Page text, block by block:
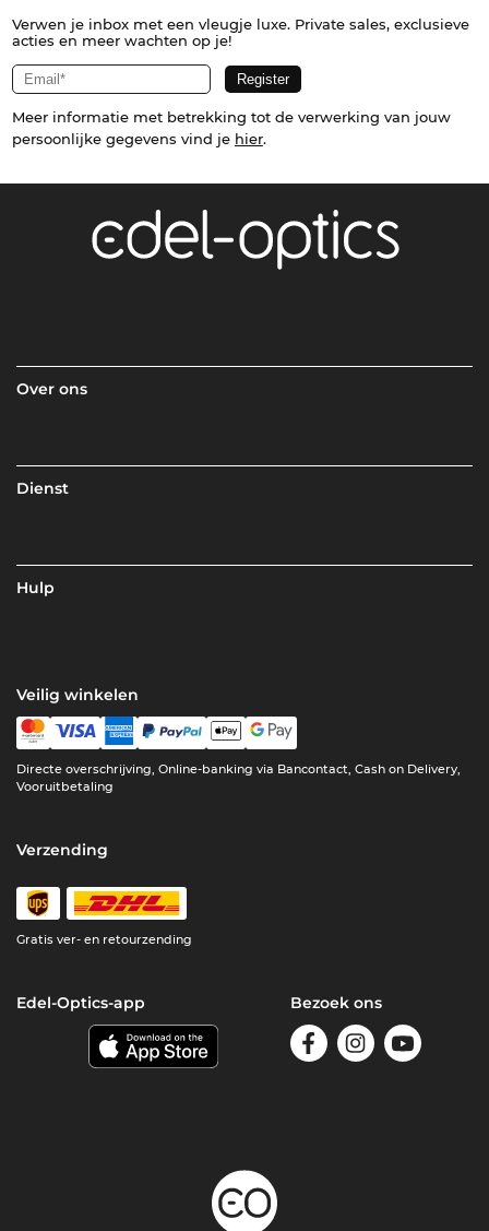
Verwen je inbox met een vleugje luxe. Private sales, exclusieve
acties en meer wachten op je!
Meer informatie met betrekking tot de verwerking van jouw
persoonlijke gegevens vind je hier.
Over ons
Dienst
Hulp
Veilig winkelen
Directe overschrijving, Online-banking via Bancontact, Cash on Delivery,
Vooruitbetaling
Verzending
Gratis ver- en retourzending
Edel-Optics-app Bezoek ons